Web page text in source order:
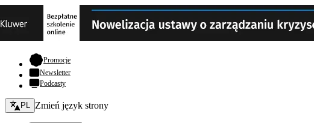
Promocje- otwiera się w nowej karcie
Newsletter
Podcasty
Zmień język - bieżący:
PL Zmień język strony